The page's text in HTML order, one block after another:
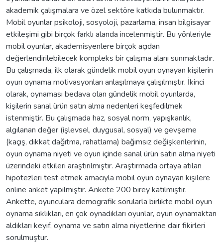
akademik çalışmalara ve özel sektöre katkıda bulunmaktır.
Mobil oyunlar psikoloji, sosyoloji, pazarlama, insan bilgisayar
etkileşimi gibi birçok farklı alanda incelenmiştir. Bu yönleriyle
mobil oyunlar, akademisyenlere birçok açıdan
değerlendirilebilecek kompleks bir çalışma alanı sunmaktadır.
Bu çalışmada, ilk olarak gündelik mobil oyun oynayan kişilerin
oyun oynama motivasyonları anlaşılmaya çalışılmıştır. İkinci
olarak, oynaması bedava olan gündelik mobil oyunlarda,
kişilerin sanal ürün satın alma nedenleri keşfedilmek
istenmiştir. Bu çalışmada haz, sosyal norm, yapışkanlık,
algılanan değer (işlevsel, duygusal, sosyal) ve gevşeme
(kaçış, dikkat dağıtma, rahatlama) bağımsız değişkenlerinin,
oyun oynama niyeti ve oyun içinde sanal ürün satın alma niyeti
üzerindeki etkileri araştırılmıştır. Araştırmada ortaya atılan
hipotezleri test etmek amacıyla mobil oyun oynayan kişilere
online anket yapılmıştır. Ankete 200 birey katılmıştır.
Ankette, oyunculara demografik sorularla birlikte mobil oyun
oynama sıklıkları, en çok oynadıkları oyunlar, oyun oynamaktan
aldıkları keyif, oynama ve satın alma niyetlerine dair fikirleri
sorulmuştur.